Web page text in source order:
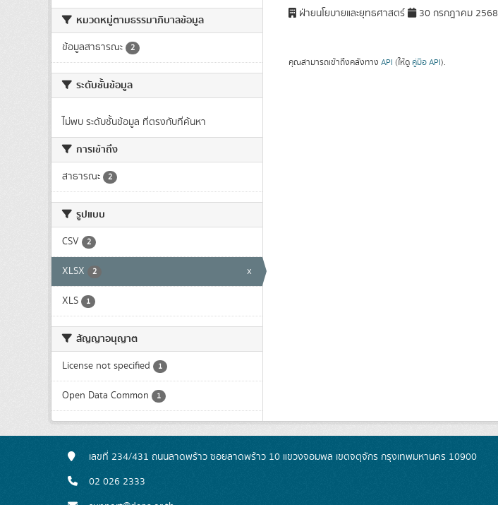
หมวดหมู่ตามธรรมาภิบาลข้อมูล
ข้อมูลสาธารณะ 2
ระดับชั้นข้อมูล
ไม่พบ ระดับชั้นข้อมูล ที่ตรงกับที่ค้นหา
การเข้าถึง
สาธารณะ 2
รูปแบบ
CSV 2
XLSX 2 x
XLS 1
สัญญาอนุญาต
License not specified 1
Open Data Common 1
ฝ่ายนโยบายและยุทธศาสตร์ 30 กรกฎาคม 2568
คุณสามารถเข้าถึงคลังทาง API (ให้ดู คู่มือ API).
เลขที่ 234/431 ถนนลาดพร้าว ซอยลาดพร้าว 10 แขวงจอมพล เขตจตุจักร กรุงเทพมหานคร 10900
02 026 2333